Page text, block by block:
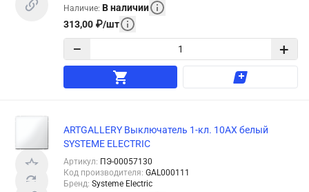
Наличие: В наличии
313,00 ₽/шт
− +
ARTGALLERY Выключатель 1-кл. 10АХ белый
SYSTEME ELECTRIC
Артикул: ПЭ-00057130
Код производителя: GAL000111
Бренд: Systeme Electric